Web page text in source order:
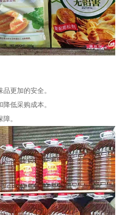
更加的安全。
低采购成本。
。